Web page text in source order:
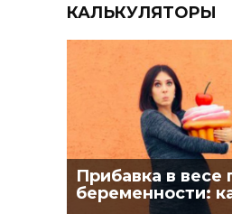
КАЛЬКУЛЯТОРЫ
Прибавка в весе
беременности: